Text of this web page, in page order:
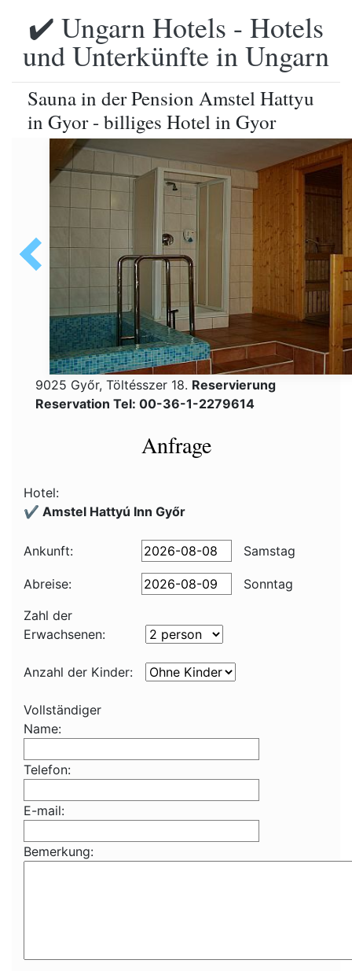
✔️ Ungarn Hotels - Hotels
und Unterkünfte in Ungarn
Sauna in der Pension Amstel Hattyu
in Gyor - billiges Hotel in Gyor
9025 Győr, Töltésszer 18. Reservierung
Reservation Tel: 00-36-1-2279614
Anfrage
Hotel:
✔️ Amstel Hattyú Inn Győr
Ankunft: Samstag
Abreise:
Sonntag
Zahl der
Erwachsenen:
Anzahl der Kinder:
Vollständiger
Name:
Telefon:
E-mail:
Bemerkung: